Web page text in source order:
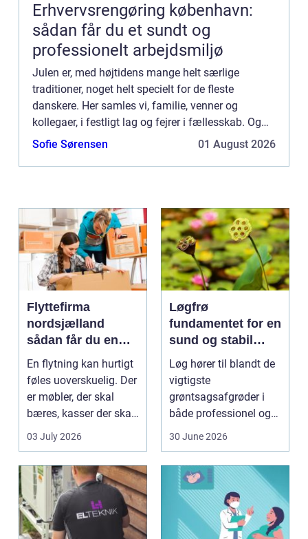
Erhvervsrengøring københavn:
sådan får du et sundt og
professionelt arbejdsmiljø
Julen er, med højtidens mange helt særlige
traditioner, noget helt specielt for de fleste
danskere. Her samles vi, familie, venner og
kollegaer, i festligt lag og fejrer i fællesskab. Og
“fællesskab” er netop omdr...
Sofie Sørensen 01 August 2026
Flyttefirma
nordsjælland
sådan får du en
tryg og effektiv
flytning
En flytning kan hurtigt
føles uoverskuelig. Der
er møbler, der skal
bæres, kasser der skal
pakkes, o...
03 July 2026
Løgfrø
fundamentet for en
sund og stabil
løgavl
Løg hører til blandt de
vigtigste
grøntsagsafgrøder i
både professionel og
hobbybaseret
30 June 2026